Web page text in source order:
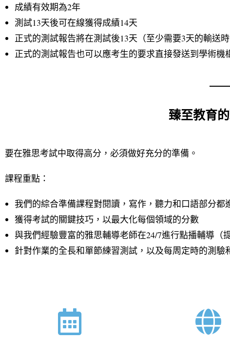
成績有效期為2年
測試13天後可在線獲得成績14天
正式的測試報告將在測試後13天（至少需要3天的輸送
正式的測試報告也可以應考生的要求直接發送到學術機
臻至教育
要在雅思考試中取得高分，必須做好充分的準備。
課程重點：
我們的綜合準備課程對閱讀，寫作，聽力和口語部分都
獲得考試的關鍵技巧，以最大化每個領域的分數
與我們經驗豐富的雅思輔導老師在24/7進行點播輔導（
針對作業的全長和單節練習測試，以及每周定時的測驗